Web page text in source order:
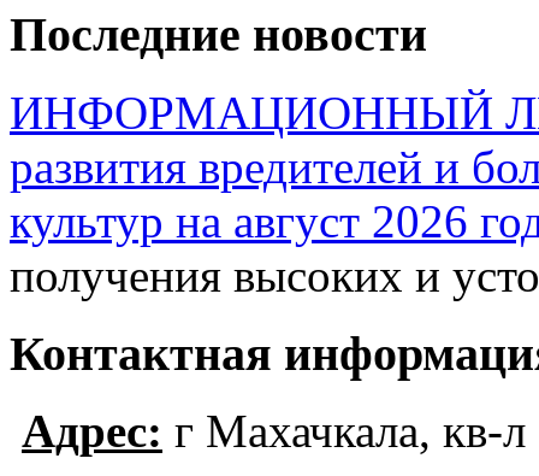
Последние новости
ИНФОРМАЦИОННЫЙ
развития вредителей и
культур на август 2026
получения высоких и
Контактная
Адрес: г Махачкала, кв-